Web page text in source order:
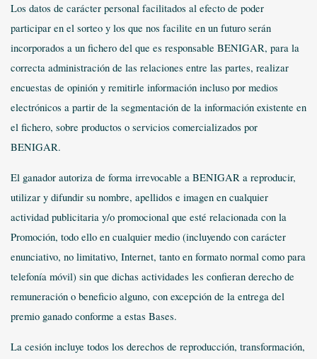
Los datos de carácter personal facilitados al efecto de poder
participar en el sorteo y los que nos facilite en un futuro serán
incorporados a un fichero del que es responsable BENIGAR, para la
correcta administración de las relaciones entre las partes, realizar
encuestas de opinión y remitirle información incluso por medios
electrónicos a partir de la segmentación de la información existente en
el fichero, sobre productos o servicios comercializados por
BENIGAR.
El ganador autoriza de forma irrevocable a BENIGAR a reproducir,
utilizar y difundir su nombre, apellidos e imagen en cualquier
actividad publicitaria y/o promocional que esté relacionada con la
Promoción, todo ello en cualquier medio (incluyendo con carácter
enunciativo, no limitativo, Internet, tanto en formato normal como para
telefonía móvil) sin que dichas actividades les confieran derecho de
remuneración o beneficio alguno, con excepción de la entrega del
premio ganado conforme a estas Bases.
La cesión incluye todos los derechos de reproducción, transformación,